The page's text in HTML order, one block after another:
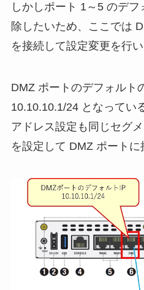
しかしポート 1～5 のデ
除したいため、ここでは
を接続して設定変更を行い
DMZ ポートのデフォルト
10.10.10.1/24 となってい
アドレス設定も同じセグ
を設定して DMZ ポートに